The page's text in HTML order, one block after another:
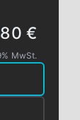
€
MwSt.